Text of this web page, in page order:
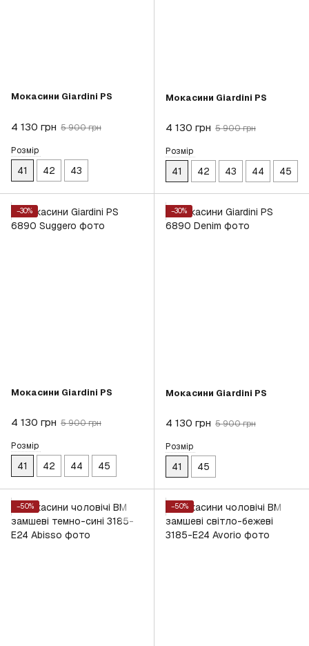
Мокасини Giardini PS
4 130 грн 5 900 грн
Розмір
41 42 43
Мокасини Giardini PS
4 130 грн 5 900 грн
Розмір
41 42 43 44 45
−30%
Мокасини Giardini PS
4 130 грн 5 900 грн
Розмір
41 42 44 45
−30%
Мокасини Giardini PS
4 130 грн 5 900 грн
Розмір
41 45
−50% −50%